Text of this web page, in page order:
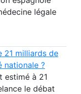
légale
21 milliards de
nationale ?
estimé à 21
le débat